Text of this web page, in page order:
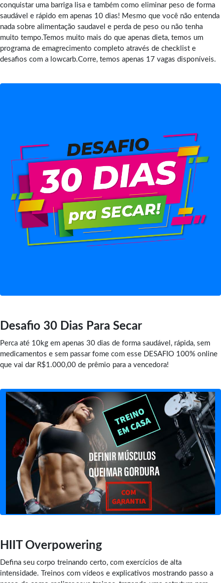
conquistar uma barriga lisa e também como eliminar peso de forma
saudável e rápido em apenas 10 dias! Mesmo que você não entenda
nada sobre alimentação saudavel e perda de peso ou não tenha
muito tempo.Temos muito mais do que apenas dieta, temos um
programa de emagrecimento completo através de checklist e
desafios com a lowcarb.Corre, temos apenas 17 vagas disponíveis.
Desafio 30 Dias Para Secar
Perca até 10kg em apenas 30 dias de forma saudável, rápida, sem
medicamentos e sem passar fome com esse DESAFIO 100% online
que vai dar R$1.000,00 de prêmio para a vencedora!
HIIT Overpowering
Defina seu corpo treinando certo, com exercícios de alta
intensidade. Treinos com vídeos e explicativos mostrando passo a